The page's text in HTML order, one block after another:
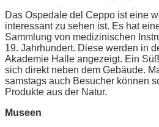
Das Ospedale del Ceppo ist eine
interessant zu sehen ist. Es hat
Sammlung von medizinischen
19. Jahrhundert. Diese werden in
Akademie Halle angezeigt. Ein
sich direkt neben dem Gebäude.
samstags auch Besucher können
Produkte aus der Natur.
Museen